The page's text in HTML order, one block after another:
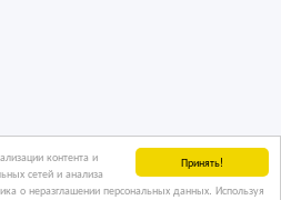
Принять!
контента и
сетей и анализа
о неразглашении персональных данных. Используя